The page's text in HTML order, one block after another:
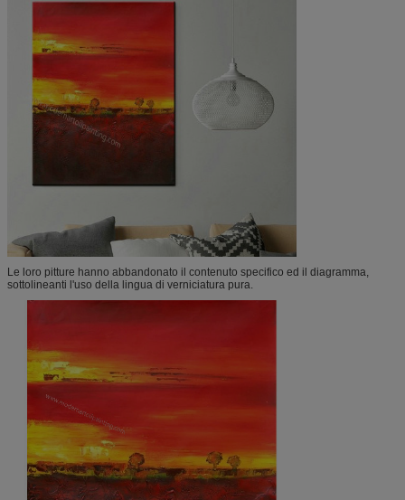
Le loro pitture hanno abbandonato il contenuto specifico ed il diagramma,
sottolineanti l'uso della lingua di verniciatura pura.